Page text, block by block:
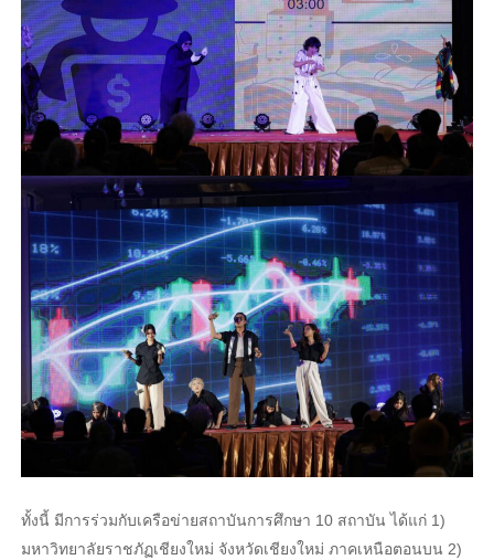
ทั้งนี้ มีการร่วมกับเครือข่ายสถาบันการศึกษา 10 สถาบัน ได้แก่ 1)
มหาวิทยาลัยราชภัฏเชียงใหม่ จังหวัดเชียงใหม่ ภาคเหนือตอนบน 2)